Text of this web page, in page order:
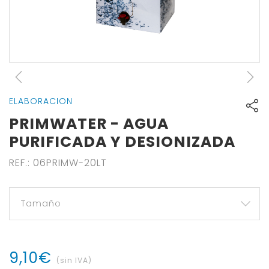
ELABORACION
PRIMWATER - AGUA
PURIFICADA Y DESIONIZADA
REF.: 06PRIMW-20LT
9,10€ (sin IVA)